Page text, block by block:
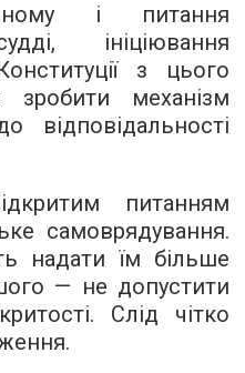
і питання
ініціювання
з цього
зробити механізм
відповідальності
питанням
самоврядування.
надати їм більше
— не допустити
Слід чітко